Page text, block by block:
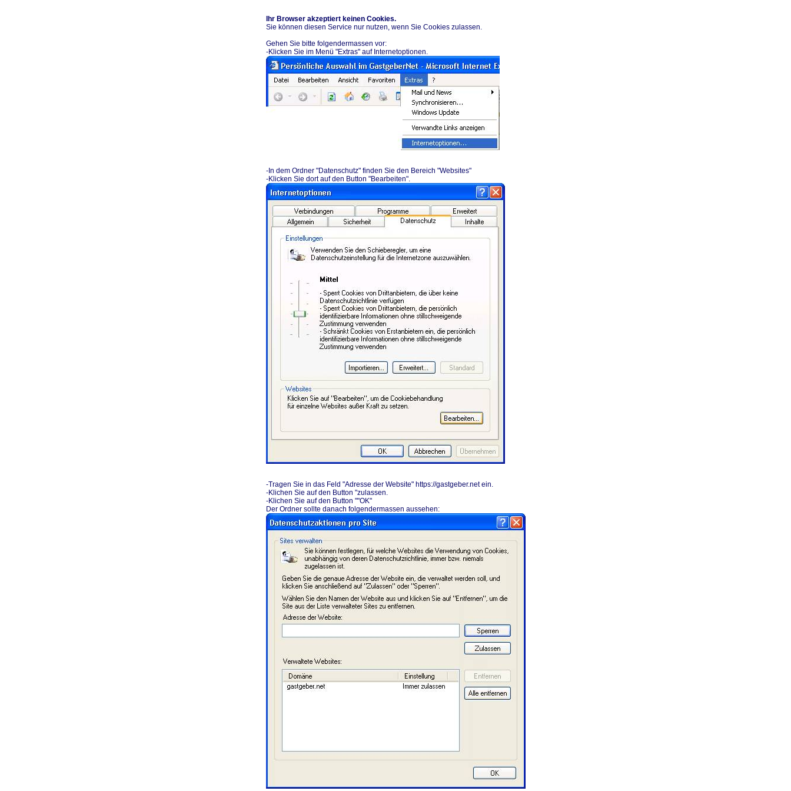
Ihr Browser akzeptiert keinen Cookies.
Sie können diesen Service nur nutzen, wenn Sie Cookies zulassen.
Gehen Sie bitte folgendermassen vor:
-Klicken Sie im Menü "Extras" auf Internetoptionen.
-In dem Ordner "Datenschutz" finden Sie den Bereich "Websites"
-Klicken Sie dort auf den Button "Bearbeiten".
-Tragen Sie in das Feld "Adresse der Website" https://gastgeber.net ein.
-Klichen Sie auf den Button "zulassen.
-Klichen Sie auf den Button ""OK"
Der Ordner sollte danach folgendermassen aussehen: